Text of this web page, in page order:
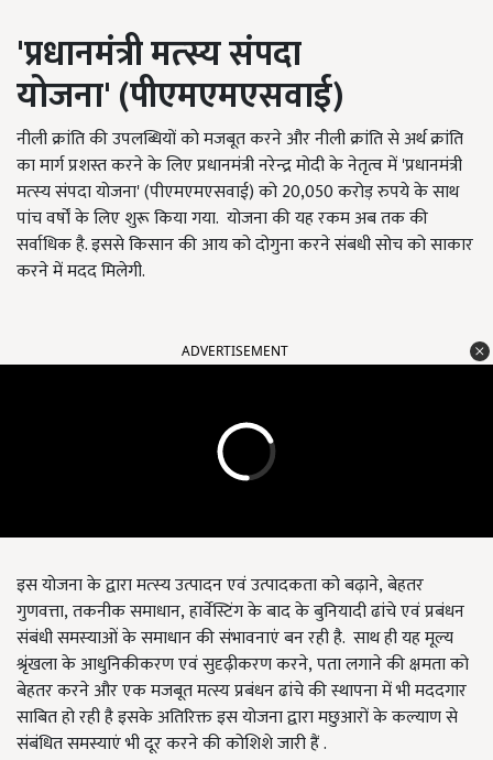
'प्रधानमंत्री मत्‍स्‍य संपदा
योजना'(पीएमएमएसवाई)
नीली क्रांति की उपलब्धियों को मजबूत करने और नीली क्रांति से अर्थ क्रांति
का मार्ग प्रशस्त करने के लिए प्रधानमंत्री नरेन्‍द्र मोदी के नेतृत्व में 'प्रधानमंत्री
मत्‍स्‍य संपदा योजना' (पीएमएमएसवाई) को 20,050 करोड़ रुपये के साथ
पांच वर्षों के लिए शुरू किया गया. योजना की यह रकम अब तक की
सर्वाधिक है. इससे किसान की आय को दोगुना करने संबधी सोच को साकार
करने में मदद मिलेगी.
ADVERTISEMENT
इस योजना के द्वारा मत्‍स्‍य उत्पादन एवं उत्पादकता को बढ़ाने, बेहतर
गुणवत्ता, तकनीक समाधान, हार्वेस्टिंग के बाद के बुनियादी ढांचे एवं प्रबंधन
संबंधी समस्‍याओं के समाधान की संभावनाएं बन रही है. साथ ही यह मूल्य
श्रृंखला के आधुनिकीकरण एवं सुदृढ़ीकरण करने, पता लगाने की क्षमता को
बेहतर करने और एक मजबूत मत्स्य प्रबंधन ढांचे की स्थापना में भी मददगार
साबित हो रही है इसके अतिरिक्त इस योजना द्वारा मछुआरों के कल्याण से
संबंधित समस्याएं भी दूर करने की कोशिशे जारी हैं .